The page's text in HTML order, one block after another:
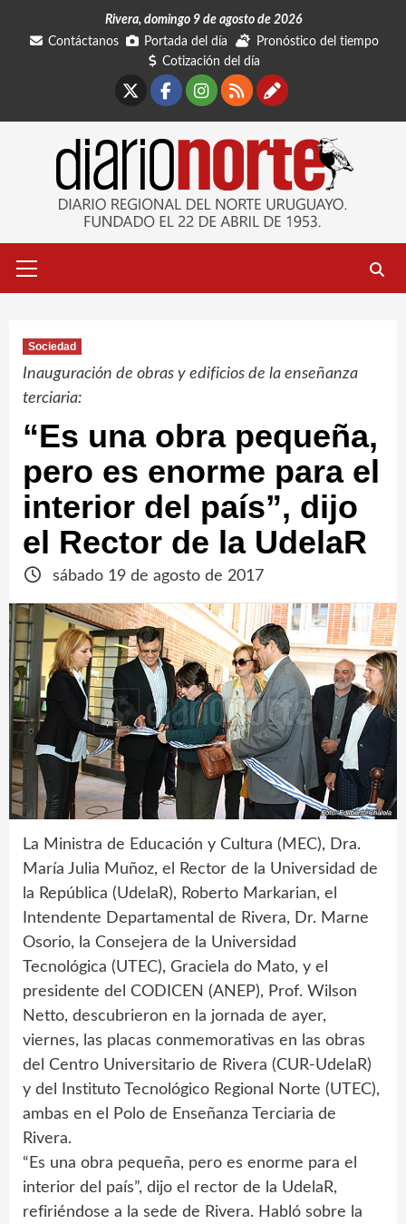
Rivera, domingo 9 de agosto de 2026
Contáctanos
Portada del día
Pronóstico del tiempo
Cotización del día
Facebook
Instagram
RSSContáctanos
primario
Sociedad
Inauguración de obras y edificios de la enseñanza
terciaria:
“Es una obra pequeña,
pero es enorme para el
interior del país”, dijo
el Rector de la UdelaR
sábado 19 de agosto de 2017
La Ministra de Educación y Cultura (MEC), Dra.
María Julia Muñoz, el Rector de la Universidad de
la República (UdelaR), Roberto Markarian, el
Intendente Departamental de Rivera, Dr. Marne
Osorio, la Consejera de la Universidad
Tecnológica (UTEC), Graciela do Mato, y el
presidente del CODICEN (ANEP), Prof. Wilson
Netto, descubrieron en la jornada de ayer,
viernes, las placas conmemorativas en las obras
del Centro Universitario de Rivera (CUR-UdelaR)
y del Instituto Tecnológico Regional Norte (UTEC),
ambas en el Polo de Enseñanza Terciaria de
Rivera.
“Es una obra pequeña, pero es enorme para el
interior del país”, dijo el rector de la UdelaR,
refiriéndose a la sede de Rivera. Habló sobre la